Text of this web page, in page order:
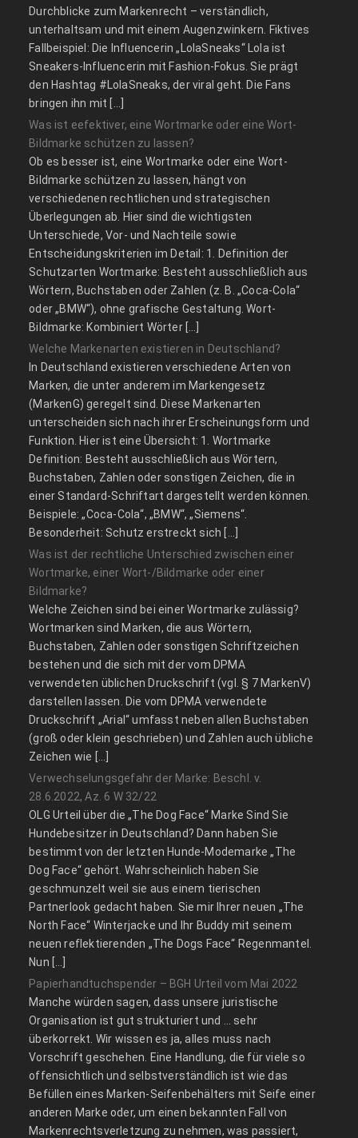
Durchblicke zum Markenrecht – verständlich,
unterhaltsam und mit einem Augenzwinkern. Fiktives
Fallbeispiel: Die Influencerin „LolaSneaks“ Lola ist
Sneakers-Influencerin mit Fashion-Fokus. Sie prägt
den Hashtag #LolaSneaks, der viral geht. Die Fans
bringen ihn mit […]
Was ist eefektiver, eine Wortmarke oder eine Wort-
Bildmarke schützen zu lassen?
Ob es besser ist, eine Wortmarke oder eine Wort-
Bildmarke schützen zu lassen, hängt von
verschiedenen rechtlichen und strategischen
Überlegungen ab. Hier sind die wichtigsten
Unterschiede, Vor- und Nachteile sowie
Entscheidungskriterien im Detail: 1. Definition der
Schutzarten Wortmarke: Besteht ausschließlich aus
Wörtern, Buchstaben oder Zahlen (z. B. „Coca-Cola“
oder „BMW“), ohne grafische Gestaltung. Wort-
Bildmarke: Kombiniert Wörter […]
Welche Markenarten existieren in Deutschland?
In Deutschland existieren verschiedene Arten von
Marken, die unter anderem im Markengesetz
(MarkenG) geregelt sind. Diese Markenarten
unterscheiden sich nach ihrer Erscheinungsform und
Funktion. Hier ist eine Übersicht: 1. Wortmarke
Definition: Besteht ausschließlich aus Wörtern,
Buchstaben, Zahlen oder sonstigen Zeichen, die in
einer Standard-Schriftart dargestellt werden können.
Beispiele: „Coca-Cola“, „BMW“, „Siemens“.
Besonderheit: Schutz erstreckt sich […]
Was ist der rechtliche Unterschied zwischen einer
Wortmarke, einer Wort-/Bildmarke oder einer
Bildmarke?
Welche Zeichen sind bei einer Wortmarke zulässig?
Wortmarken sind Marken, die aus Wörtern,
Buchstaben, Zahlen oder sonstigen Schriftzeichen
bestehen und die sich mit der vom DPMA
verwendeten üblichen Druckschrift (vgl. § 7 MarkenV)
darstellen lassen. Die vom DPMA verwendete
Druckschrift „Arial“ umfasst neben allen Buchstaben
(groß oder klein geschrieben) und Zahlen auch übliche
Zeichen wie […]
Verwechselungsgefahr der Marke: Beschl. v.
28.6.2022, Az. 6 W 32/22
OLG Urteil über die „The Dog Face“ Marke Sind Sie
Hundebesitzer in Deutschland? Dann haben Sie
bestimmt von der letzten Hunde-Modemarke „The
Dog Face“ gehört. Wahrscheinlich haben Sie
geschmunzelt weil sie aus einem tierischen
Partnerlook gedacht haben. Sie mir Ihrer neuen „The
North Face“ Winterjacke und Ihr Buddy mit seinem
neuen reflektierenden „The Dogs Face“ Regenmantel.
Nun […]
Papierhandtuchspender – BGH Urteil vom Mai 2022
Manche würden sagen, dass unsere juristische
Organisation ist gut strukturiert und … sehr
überkorrekt. Wir wissen es ja, alles muss nach
Vorschrift geschehen. Eine Handlung, die für viele so
offensichtlich und selbstverständlich ist wie das
Befüllen eines Marken-Seifenbehälters mit Seife einer
anderen Marke oder, um einen bekannten Fall von
Markenrechtsverletzung zu nehmen, was passiert,